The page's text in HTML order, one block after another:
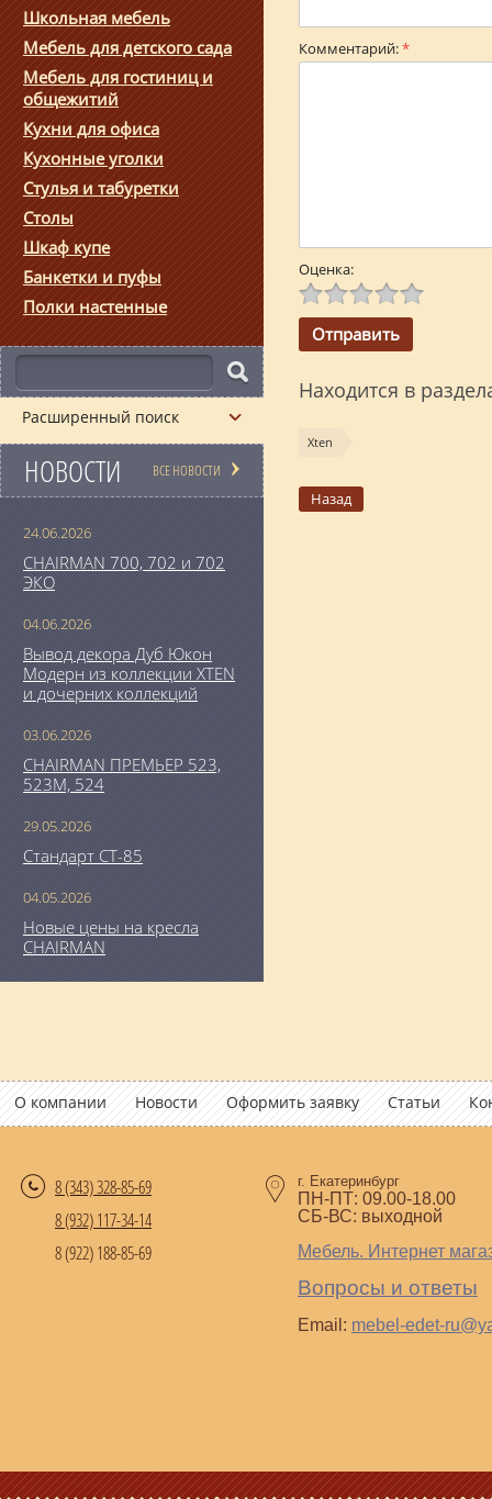
Школьная мебель
Мебель для детского сада
Мебель для гостиниц и
общежитий
Кухни для офиса
Кухонные уголки
Стулья и табуретки
Столы
Шкаф купе
Банкетки и пуфы
Полки настенные
Расширенный поиск
НОВОСТИ ВСЕ НОВОСТИ
24.06.2026
CHAIRMAN 700, 702 и 702
ЭКО
04.06.2026
Вывод декора Дуб Юкон
Модерн из коллекции XTEN
и дочерних коллекций
03.06.2026
CHAIRMAN ПРЕМЬЕР 523,
523М, 524
29.05.2026
Стандарт СТ-85
04.05.2026
Новые цены на кресла
CHAIRMAN
Комментарий:*
Оценка:
Находится в
Xten
Назад
О компании Новости Оформить заявку Статьи
8 (343)328-85-69
8 (932) 117-34-14
8 (922) 188-85-69
г. Екатеринбург
ПН-ПТ: 09.00-18.00
СБ-ВС: выходной
Мебель. Интернет
Вопросы и ответы
Email: mebel-edet-